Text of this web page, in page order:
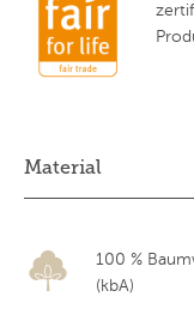
Material
100 %
(kbA)